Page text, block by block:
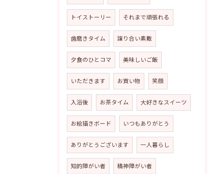
トイストーリー それまで頑張れる
歯磨きタイム 譲り合い素敵
夕食のひとコマ 美味しいご飯
いただきます お買い物 笑顔
入浴後 お茶タイム 大好きなスイーツ
お絵描きボード いつもありがとう
ありがとうございます 一人暮らし
知的障がい者 精神障がい者